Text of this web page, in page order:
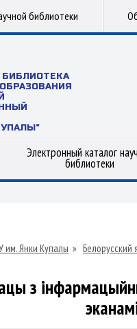
библиотеки
Электронный каталог
библиотеки
им. Янки Купалы » Белорусский
з